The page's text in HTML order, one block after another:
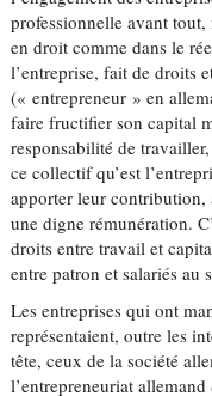
professionnelle avant
en droit comme dans le
l’entreprise, fait de droits
(« entrepreneur » en
faire fructifier son capital
responsabilité de
ce collectif qu’est
apporter leur contribution,
une digne rémunération.
droits entre travail et
entre patron et salariés au
Les entreprises qui ont
représentaient, outre les
tête, ceux de la société
l’entrepreneuriat allemand